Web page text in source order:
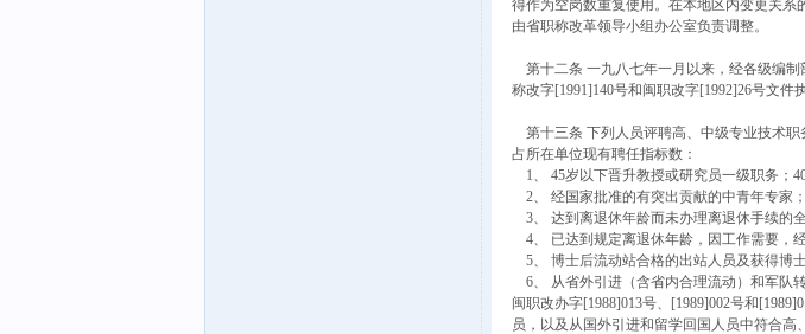
得作为空岗数重复使用。在本地区内变更关系
由省职称改革领导小组办公室负责调整。
第十二条 一九八七年一月以来，经各级编
称改字[1991]140号和闽职改字[1992]26号文件执
第十三条 下列人员评聘高、中级专业技术
占所在单位现有聘任指标数：
1、 45岁以下晋升教授或研究员一级职务；
2、 经国家批准的有突出贡献的中青年专家；
3、 达到离退休年龄而未办理离退休手续的
4、 已达到规定离退休年龄，因工作需要，
5、 博士后流动站合格的出站人员及获得博
6、 从省外引进（含省内合理流动）和军队
闽职改办字[1988]013号、[1989]002号和
员，以及从国外引进和留学回国人员中符合高